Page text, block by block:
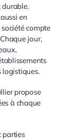
durable.
en
compte
jour,
logistiques.
propose
à chaque
parties